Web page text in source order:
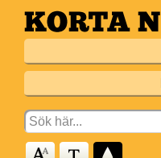
Hoppa
till
Search
for: